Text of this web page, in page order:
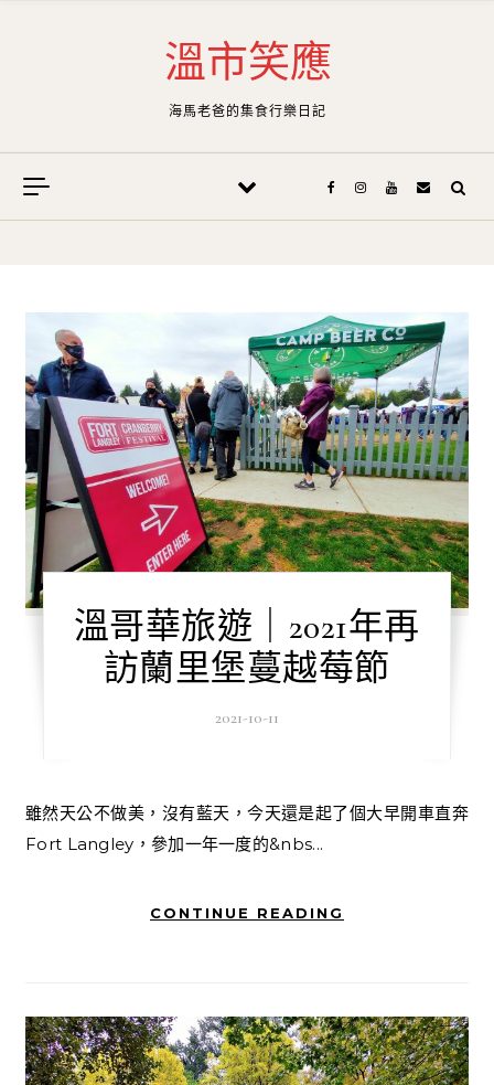
溫市笑應
海馬老爸的集食行樂日記
溫哥華旅遊｜2021年再
訪蘭里堡蔓越莓節
2021-10-11
雖然天公不做美，沒有藍天，今天還是起了個大早開車直奔
Fort Langley，參加一年一度的&nbs...
CONTINUE READING